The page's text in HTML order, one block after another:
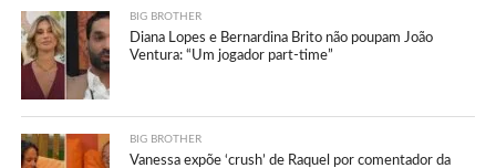
BIG BROTHER
Diana Lopes e Bernardina Brito não poupam João
Ventura: “Um jogador part-time”
BIG BROTHER
Vanessa expõe ‘crush’ de Raquel por comentador da